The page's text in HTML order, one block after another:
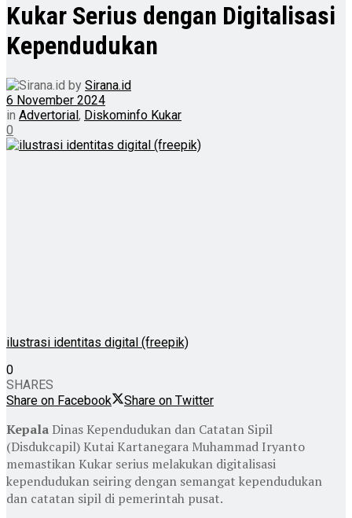
Kukar Serius dengan Digitalisasi
Kependudukan
by Sirana.id
6 November 2024
in Advertorial, Diskominfo Kukar
0
ilustrasi identitas digital (freepik)
0
SHARES
Share on Facebook
Share on Twitter
KepalaDinas Kependudukan dan Catatan Sipil
(Disdukcapil) Kutai Kartanegara Muhammad Iryanto
memastikan Kukar serius melakukan digitalisasi
kependudukan seiring dengan semangat kependudukan
dan catatan sipil di pemerintah pusat.